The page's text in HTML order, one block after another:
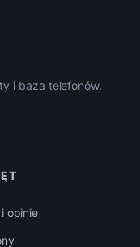
i baza telefonów.
opinie